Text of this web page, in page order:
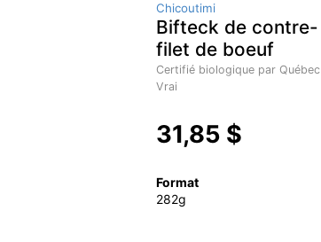
Chicoutimi
Bifteck de contre-
filet de boeuf
Certifié biologique par Québec
Vrai
31,85 $
Format
282g